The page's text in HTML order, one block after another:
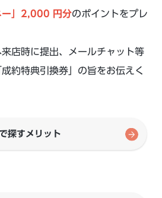
ー」2,000 円分のポイントをプレ
店時に提出、メールチャット等
約特典引換券」の旨をお伝えく
探すメリット